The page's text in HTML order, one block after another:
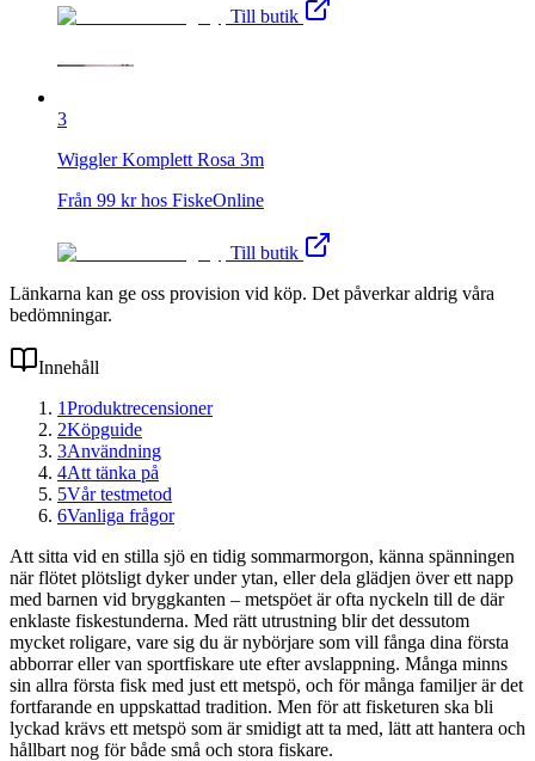
Till butik
3
Wiggler Komplett Rosa 3m
Från 99 kr hos FiskeOnline
Till butik
Länkarna kan ge oss provision vid köp. Det påverkar aldrig våra
bedömningar.
Innehåll
1Produktrecensioner
2Köpguide
3Användning
4Att tänka på
5Vår testmetod
6Vanliga frågor
Att sitta vid en stilla sjö en tidig sommarmorgon, känna spänningen
när flötet plötsligt dyker under ytan, eller dela glädjen över ett napp
med barnen vid bryggkanten – metspöet är ofta nyckeln till de där
enklaste fiskestunderna. Med rätt utrustning blir det dessutom
mycket roligare, vare sig du är nybörjare som vill fånga dina första
abborrar eller van sportfiskare ute efter avslappning. Många minns
sin allra första fisk med just ett metspö, och för många familjer är det
fortfarande en uppskattad tradition. Men för att fisketuren ska bli
lyckad krävs ett metspö som är smidigt att ta med, lätt att hantera och
hållbart nog för både små och stora fiskare.